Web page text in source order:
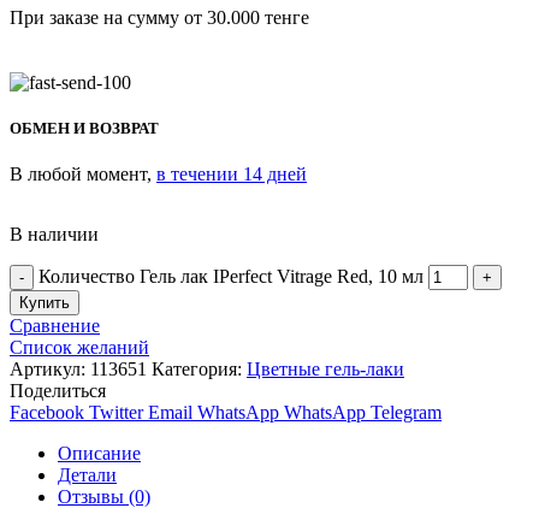
При заказе на сумму от 30.000 тенге
ОБМЕН И ВОЗВРАТ
В любой момент, в течении 14 дней
В наличии
Количество Гель лак IPerfect Vitrage Red, 10 мл
Купить
Сравнение
Список желаний
Артикул: 113651 Категория: Цветные гель-лаки
Поделиться
Facebook Twitter Email WhatsApp WhatsApp Telegram
Описание
Детали
Отзывы (0)